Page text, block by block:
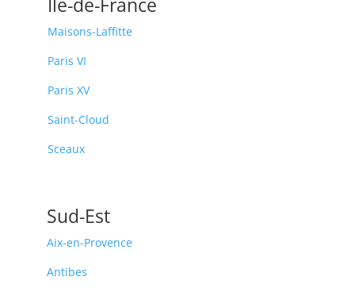
Maisons-Laffitte
Paris VI
Paris XV
Saint-Cloud
Sceaux
Sud-Est
Aix-en-Provence
Antibes